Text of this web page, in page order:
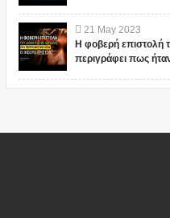
21 May 2023
Η φοβερή επιστολή
περιγράφει πως